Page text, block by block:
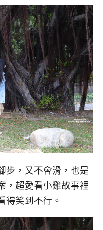
步，又不會滑，也是
，超愛看小雞故事裡
得笑到不行。